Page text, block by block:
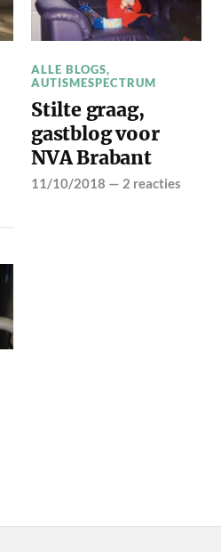
ALLE BLOGS,
AUTISMESPECTRUM
Stilte graag,
gastblog voor
NVA Brabant
11/10/2018 — 2 reacties